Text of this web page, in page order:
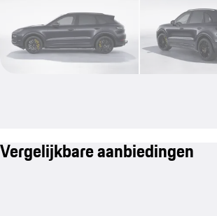
Vergelijkbare aanbiedingen